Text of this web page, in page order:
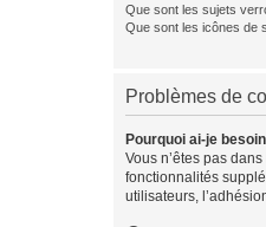
Que sont les sujets
Que sont les icônes de
Problèmes de
Pourquoi ai-je
Vous n’êtes pas
fonctionnalités
utilisateurs,